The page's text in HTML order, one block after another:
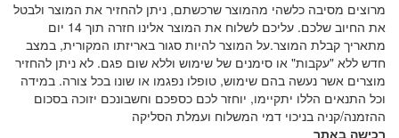
מרוצים מסיבה כלשהי מהמוצר שרכשתם, ניתן להחזיר את המוצר ולבטל
את החיוב שלכם. עליכם לשלוח את המוצר אלינו חזרה תוך 14 יום
מתאריך קבלת המוצר.על המוצר להיות סגור באריזתו המקורית, במצב
חדש ללא "עקבות" או סימנים של שימוש וללא שום פגם. לא ניתן להחזיר
מוצרים אשר נעשה בהם שימוש, טופלו נפגמו או שונו בכל צורה. במידה
וכל התנאים הללו יתקיימו, יוחזר לכם כספכם וחשבונכם יזוכה בסכום
ההזמנה/קניה בניכוי דמי המשלוח ועמלת הסליקה
רכישה באתר